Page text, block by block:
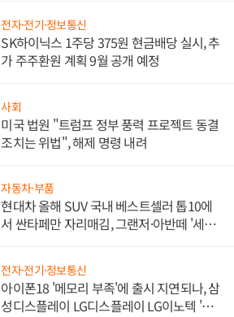
전자·전기·정보통신
SK하이닉스 1주당 375원 현금배당 실시, 추
가 주주환원 계획 9월 공개 예정
사회
미국 법원 "트럼프 정부 풍력 프로젝트 동결
조치는 위법", 해제 명령 내려
자동차·부품
현대차 올해 SUV 국내 베스트셀러 톱10에
서 싼타페만 자리매김, 그랜저·아반떼 '세단
전자·전기·정보통신
아이폰18 '메모리 부족'에 출시 지연되나, 삼
성디스플레이 LG디스플레이 LG이노텍 '탈